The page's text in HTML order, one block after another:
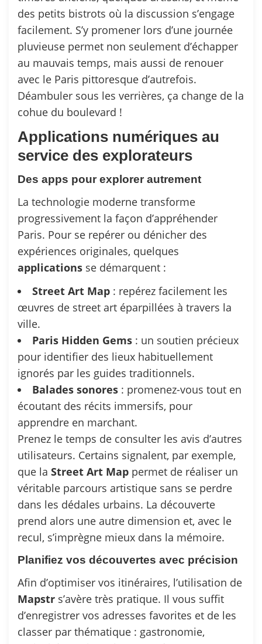
des petits bistrots où la discussion s’engage
facilement. S’y promener lors d’une journée
pluvieuse permet non seulement d’échapper
au mauvais temps, mais aussi de renouer
avec le Paris pittoresque d’autrefois.
Déambuler sous les verrières, ça change de la
cohue du boulevard !
Applications numériques au
service des explorateurs
Des apps pour explorer autrement
La technologie moderne transforme
progressivement la façon d’appréhender
Paris. Pour se repérer ou dénicher des
expériences originales, quelques
applications se démarquent :
Street Art Map : repérez facilement les
œuvres de street art éparpillées à travers la
ville.
Paris Hidden Gems : un soutien précieux
pour identifier des lieux habituellement
ignorés par les guides traditionnels.
Balades sonores : promenez-vous tout en
écoutant des récits immersifs, pour
apprendre en marchant.
Prenez le temps de consulter les avis d’autres
utilisateurs. Certains signalent, par exemple,
que la Street Art Map permet de réaliser un
véritable parcours artistique sans se perdre
dans les dédales urbains. La découverte
prend alors une autre dimension et, avec le
recul, s’imprègne mieux dans la mémoire.
Planifiez vos découvertes avec précision
Afin d’optimiser vos itinéraires, l’utilisation de
Mapstr s’avère très pratique. Il vous suffit
d’enregistrer vos adresses favorites et de les
classer par thématique : gastronomie,